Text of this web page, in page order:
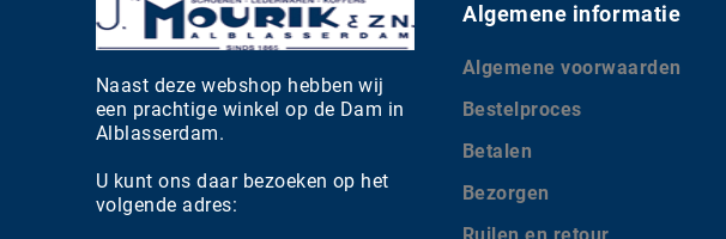
Naast deze webshop hebben wij
een prachtige winkel op de Dam in
Alblasserdam.
U kunt ons daar bezoeken op het
volgende adres:
Algemene informatie
Algemene voorwaarden
Bestelproces
Betalen
Bezorgen